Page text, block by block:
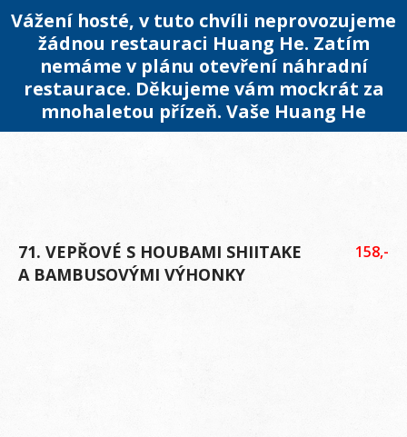
Vážení hosté, v tuto chvíli neprovozujeme
žádnou restauraci Huang He. Zatím
nemáme v plánu otevření náhradní
restaurace. Děkujeme vám mockrát za
mnohaletou přízeň. Vaše Huang He
71. VEPŘOVÉ S HOUBAMI SHIITAKE
A BAMBUSOVÝMI VÝHONKY
158,-